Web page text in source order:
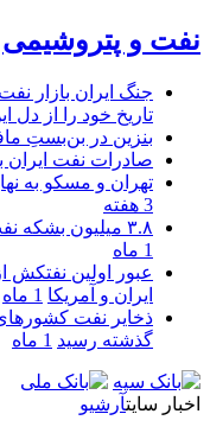
نفت و پتروشیمی
جنگ ایران بازار
تاریخ خود را از دل
بنزین در بن‌بستِ
صادرات نفت ایران
تهران و مسکو به
3 هفته
۳.۸ میلیون بشکه نفت خام ایران از محاصره آمریکا عبور کرد
1 ماه
عبور اولین نفتکش
ایران و آمریکا 1 ماه
گذشته رسید 1 ماه
اخبار سایتآرشیو